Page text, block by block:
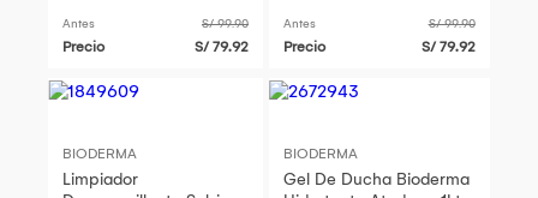
Antes S/ 99.90
Precio S/ 79.92
Antes S/ 99.90
Precio S/ 79.92
BIODERMA
Limpiador
BIODERMA
Gel De Ducha Bioderma